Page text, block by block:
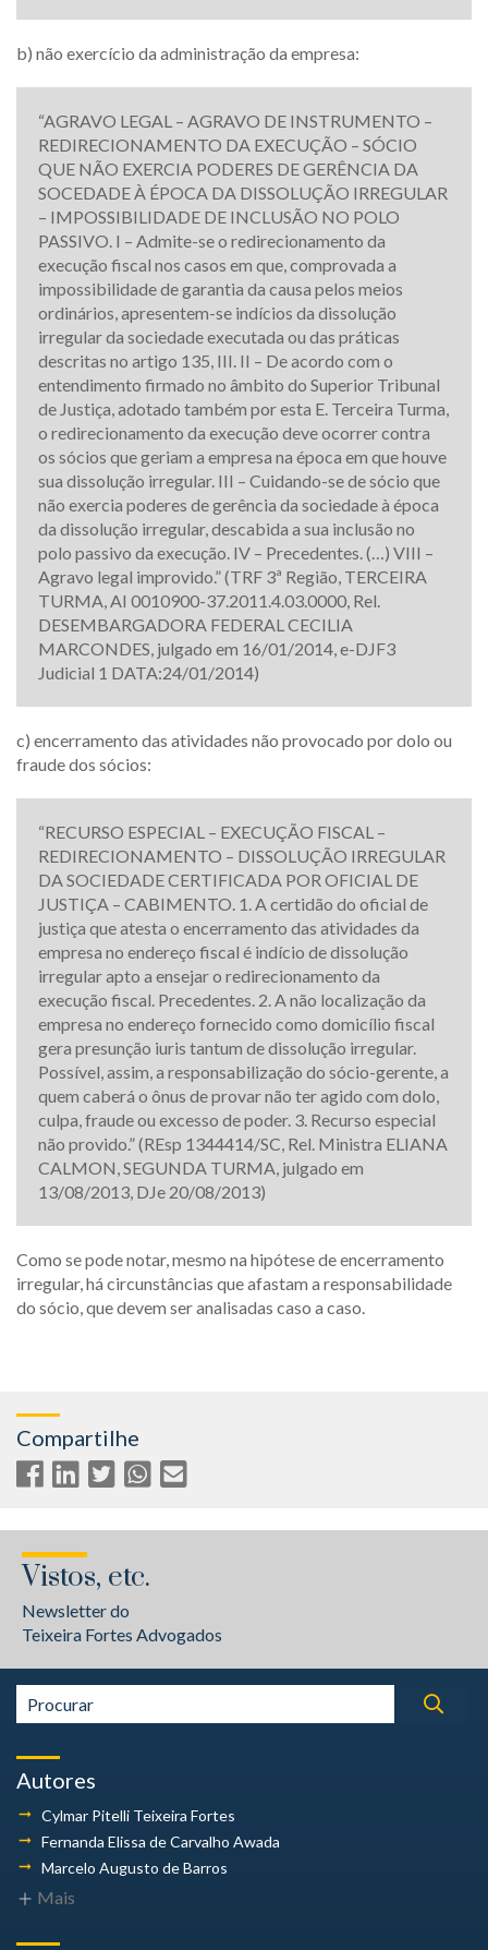
b) não exercício da administração da empresa:
“AGRAVO LEGAL – AGRAVO DE INSTRUMENTO –
REDIRECIONAMENTO DA EXECUÇÃO – SÓCIO
QUE NÃO EXERCIA PODERES DE GERÊNCIA DA
SOCEDADE À ÉPOCA DA DISSOLUÇÃO IRREGULAR
– IMPOSSIBILIDADE DE INCLUSÃO NO POLO
PASSIVO. I – Admite-se o redirecionamento da
execução fiscal nos casos em que, comprovada a
impossibilidade de garantia da causa pelos meios
ordinários, apresentem-se indícios da dissolução
irregular da sociedade executada ou das práticas
descritas no artigo 135, III. II – De acordo com o
entendimento firmado no âmbito do Superior Tribunal
de Justiça, adotado também por esta E. Terceira Turma,
o redirecionamento da execução deve ocorrer contra
os sócios que geriam a empresa na época em que houve
sua dissolução irregular. III – Cuidando-se de sócio que
não exercia poderes de gerência da sociedade à época
da dissolução irregular, descabida a sua inclusão no
polo passivo da execução. IV – Precedentes. (…) VIII –
Agravo legal improvido.” (TRF 3ª Região, TERCEIRA
TURMA, AI 0010900-37.2011.4.03.0000, Rel.
DESEMBARGADORA FEDERAL CECILIA
MARCONDES, julgado em 16/01/2014, e-DJF3
Judicial 1 DATA:24/01/2014)
c) encerramento das atividades não provocado por dolo ou
fraude dos sócios:
“RECURSO ESPECIAL – EXECUÇÃO FISCAL –
REDIRECIONAMENTO – DISSOLUÇÃO IRREGULAR
DA SOCIEDADE CERTIFICADA POR OFICIAL DE
JUSTIÇA – CABIMENTO. 1. A certidão do oficial de
justiça que atesta o encerramento das atividades da
empresa no endereço fiscal é indício de dissolução
irregular apto a ensejar o redirecionamento da
execução fiscal. Precedentes. 2. A não localização da
empresa no endereço fornecido como domicílio fiscal
gera presunção iuris tantum de dissolução irregular.
Possível, assim, a responsabilização do sócio-gerente, a
quem caberá o ônus de provar não ter agido com dolo,
culpa, fraude ou excesso de poder. 3. Recurso especial
não provido.” (REsp 1344414/SC, Rel. Ministra ELIANA
CALMON, SEGUNDA TURMA, julgado em
13/08/2013, DJe 20/08/2013)
Como se pode notar, mesmo na hipótese de encerramento
irregular, há circunstâncias que afastam a responsabilidade
do sócio, que devem ser analisadas caso a caso.
Compartilhe
Vistos, etc.
Newsletter do
Teixeira Fortes Advogados
Autores
Cylmar Pitelli Teixeira Fortes
Fernanda Elissa de Carvalho Awada
Marcelo Augusto de Barros
Mais